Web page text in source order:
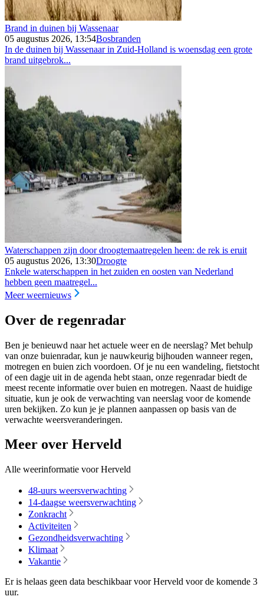
Brand in duinen bij Wassenaar
05 augustus 2026, 13:54Bosbranden
In de duinen bij Wassenaar in Zuid-Holland is woensdag een grote
brand uitgebrok...
Waterschappen zijn door droogtemaatregelen heen: de rek is eruit
05 augustus 2026, 13:30Droogte
Enkele waterschappen in het zuiden en oosten van Nederland
hebben geen maatregel...
Meer weernieuws
Over de regenradar
Ben je benieuwd naar het actuele weer en de neerslag? Met behulp
van onze buienradar, kun je nauwkeurig bijhouden wanneer regen,
motregen en buien zich voordoen. Of je nu een wandeling, fietstocht
of een dagje uit in de agenda hebt staan, onze regenradar biedt de
meest recente informatie over buien en motregen. Naast de huidige
situatie, kun je ook de verwachting van neerslag voor de komende
uren bekijken. Zo kun je je plannen aanpassen op basis van de
verwachte weersveranderingen.
Meer over Herveld
Alle weerinformatie voor Herveld
48-uurs weersverwachting
14-daagse weersverwachting
Zonkracht
Activiteiten
Gezondheidsverwachting
Klimaat
Vakantie
Er is helaas geen data beschikbaar voor Herveld voor de komende 3
uur.